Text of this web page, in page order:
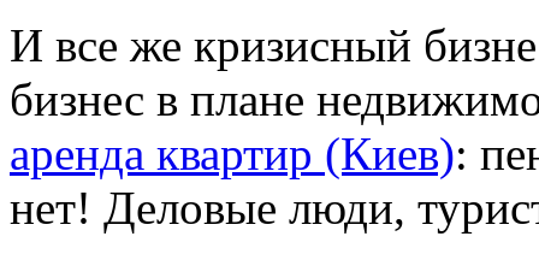
И все же кризисный
бизнес в плане
аренда квартир (Киев):
нет! Деловые люди,